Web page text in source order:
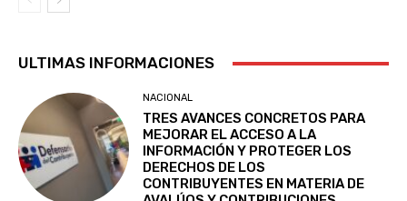
ULTIMAS INFORMACIONES
NACIONAL
TRES AVANCES CONCRETOS PARA
MEJORAR EL ACCESO A LA
INFORMACIÓN Y PROTEGER LOS
DERECHOS DE LOS
CONTRIBUYENTES EN MATERIA DE